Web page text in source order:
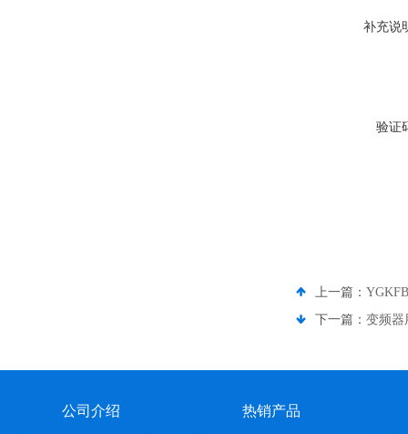
补充说
验证
上一篇：
下一篇： 变频器
公司介绍 热销产品